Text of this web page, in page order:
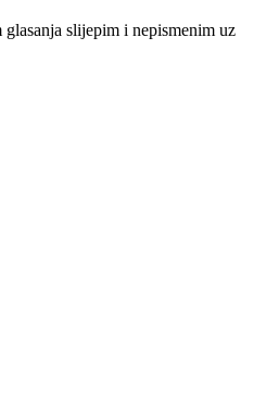
slijepim i nepismenim uz